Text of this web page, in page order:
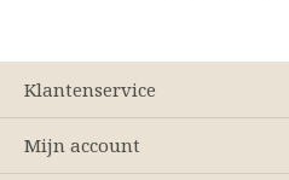
Klantenservice
Mijn account